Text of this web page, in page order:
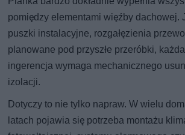
pomiędzy elementami więźby dachowej.
puszki instalacyjne, rozgałęzienia
planowane pod przyszłe przeróbki,
ingerencja wymaga mechanicznego
izolacji.
Dotyczy to nie tylko napraw. W wielu
latach pojawia się potrzeba montażu